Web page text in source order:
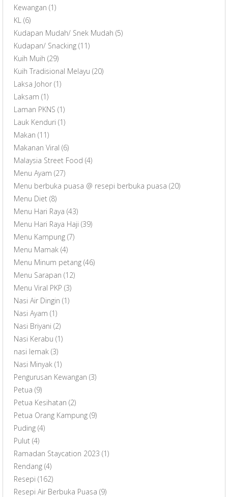
Kewangan (1)
KL (6)
Kudapan Mudah/ Snek Mudah (5)
Kudapan/ Snacking (11)
Kuih Muih (29)
Kuih Tradisional Melayu (20)
Laksa Johor (1)
Laksam (1)
Laman PKNS (1)
Lauk Kenduri (1)
Makan (11)
Makanan Viral (6)
Malaysia Street Food (4)
Menu Ayam (27)
Menu berbuka puasa @ resepi berbuka puasa (20)
Menu Diet (8)
Menu Hari Raya (43)
Menu Hari Raya Haji (39)
Menu Kampung (7)
Menu Mamak (4)
Menu Minum petang (46)
Menu Sarapan (12)
Menu Viral PKP (3)
Nasi Air Dingin (1)
Nasi Ayam (1)
Nasi Briyani (2)
Nasi Kerabu (1)
nasi lemak (3)
Nasi Minyak (1)
Pengurusan Kewangan (3)
Petua (9)
Petua Kesihatan (2)
Petua Orang Kampung (9)
Puding (4)
Pulut (4)
Ramadan Staycation 2023 (1)
Rendang (4)
Resepi (162)
Resepi Air Berbuka Puasa (9)